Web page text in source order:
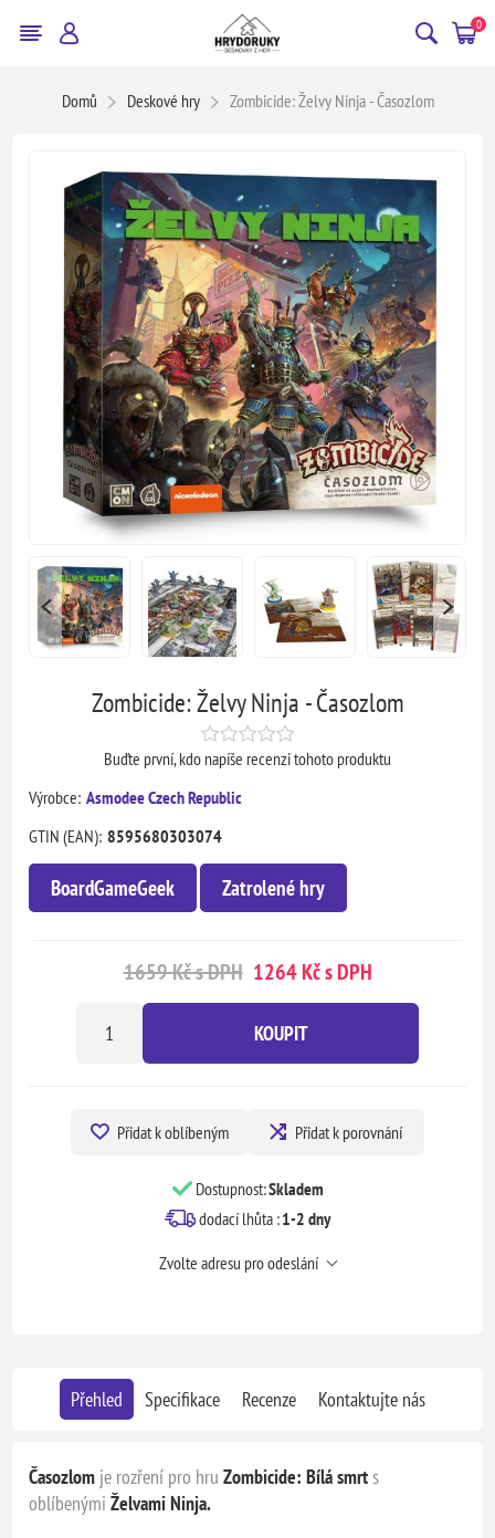
0
Domů Deskové hry Zombicide: Želvy Ninja - Časozlom
Zombicide: Želvy Ninja - Časozlom
Buďte první, kdo napíše recenzi tohoto produktu
Výrobce: Asmodee Czech Republic
GTIN (EAN): 8595680303074
BoardGameGeek Zatrolené hry
1659 Kč s DPH 1264 Kč s DPH
KOUPIT
Přidat k oblíbeným Přidat k porovnání
Dostupnost:Skladem
dodací lhůta :1-2 dny
Zvolte adresu pro odeslání
Přehled Specifikace Recenze Kontaktujte nás
Časozlom je rozření pro hruZombicide: Bílá smrts
oblíbenýmiŽelvami Ninja.